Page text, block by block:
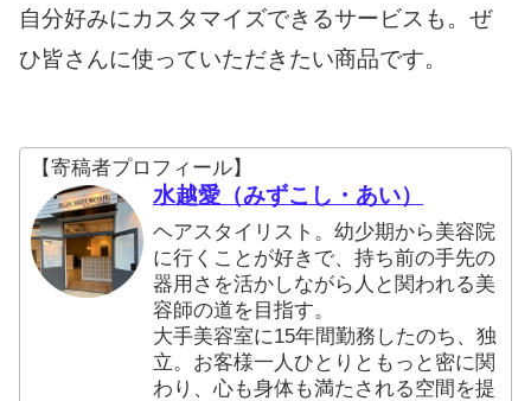
自分好みにカスタマイズできるサービスも。ぜ
ひ皆さんに使っていただきたい商品です。
【寄稿者プロフィール】
水越愛（みずこし・あい）
ヘアスタイリスト。幼少期から美容院
に行くことが好きで、持ち前の手先の
器用さを活かしながら人と関われる美
容師の道を目指す。
大手美容室に15年間勤務したのち、独
立。お客様一人ひとりともっと密に関
わり、心も身体も満たされる空間を提